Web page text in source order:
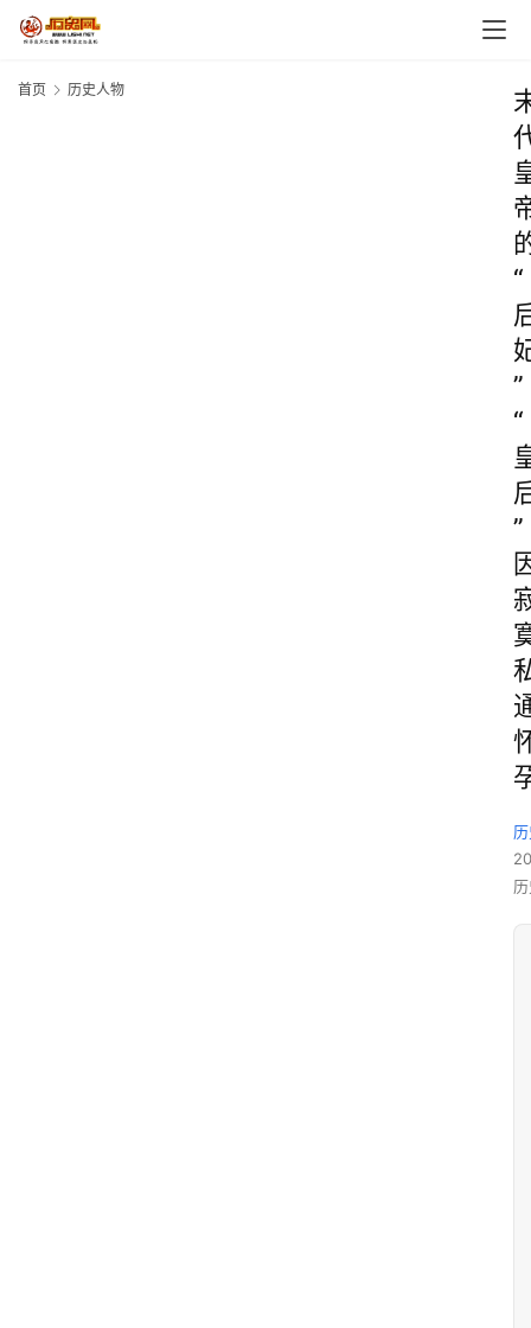
首页 历史人物
“
”
“
”